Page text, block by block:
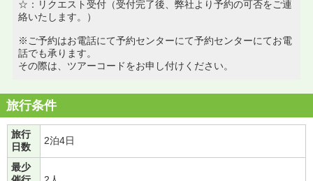
☆：リクエスト受付（受付完了後、弊社より予約の可否をご連
絡いたします。）
※ご予約はお電話にて予約センターにて予約センターにてお電
話でも承ります。
その際は、ツアーコードをお申し付けください。
旅行条件
旅行
日数
2泊4日
最少